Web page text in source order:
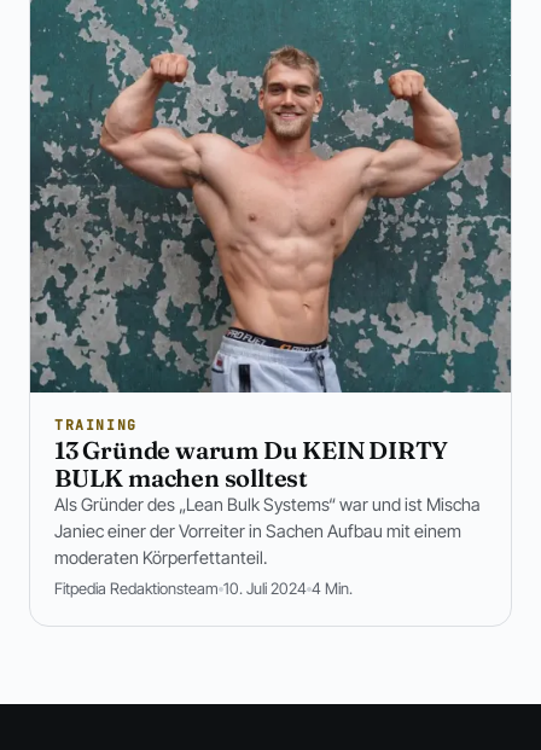
TRAINING
13 Gründe warum Du KEIN DIRTY
BULK machen solltest
Als Gründer des „Lean Bulk Systems“ war und ist Mischa
Janiec einer der Vorreiter in Sachen Aufbau mit einem
moderaten Körperfettanteil.
Fitpedia Redaktionsteam 10. Juli 2024 4 Min.